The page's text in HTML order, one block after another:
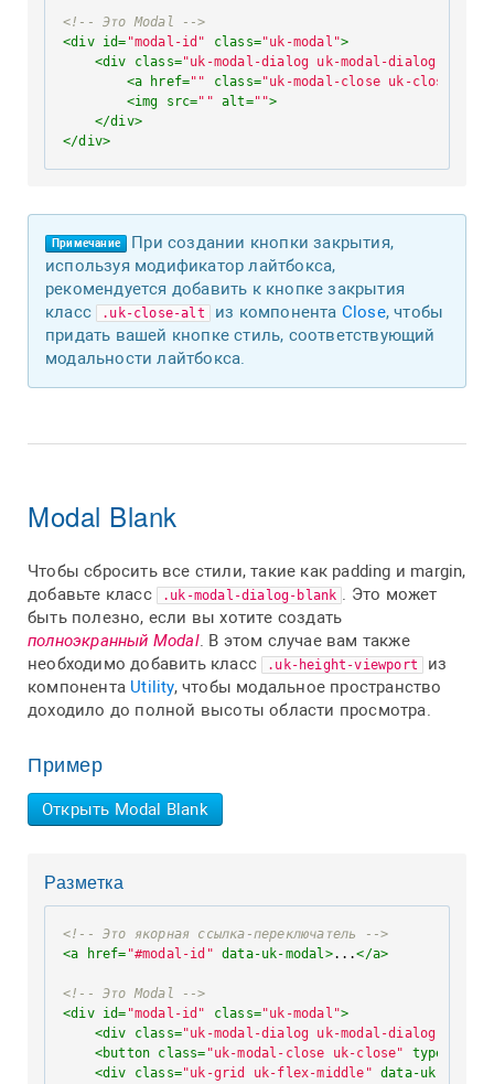
<!-- Это Modal -->
<div id= "modal-id" class="uk-modal">
<div class="uk-modal-dialog uk-modal-dialog-
<a href="" class="uk-modal-close uk-close
<img src="" alt="">
</div>
</div>
Примечание
При создании кнопки закрытия,
используя модификатор лайтбокса,
рекомендуется добавить к кнопке закрытия
класс
.uk-close-alt из компонента Close, чтобы
придать вашей кнопке стиль, соответствующий
модальности лайтбокса.
Modal Blank
Чтобы сбросить все стили, такие как padding и margin,
добавьте класс
.uk-modal-dialog-blank . Это может
быть полезно, если вы хотите создать
полноэкранный Modal. В этом случае вам также
необходимо добавить класс
.uk-height-viewport
из
компонента Utility, чтобы модальное пространство
доходило до полной высоты области просмотра.
Пример
Открыть Modal Blank
Разметка
<!-- Это якорная ссылка-переключатель -->
<a href= "#modal-id" data-uk-modal>...</a>
<!-- Это Modal -->
<div id= "modal-id" class="uk-modal">
<div class="uk-modal-dialog uk-modal-dialog-blank"
<button class= "uk-modal-close uk-close" type
<div class="uk-grid uk-flex-middle" data-uk-grid-